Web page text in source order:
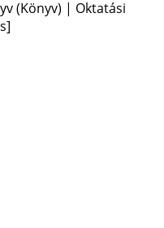
(Könyv) | Oktatási